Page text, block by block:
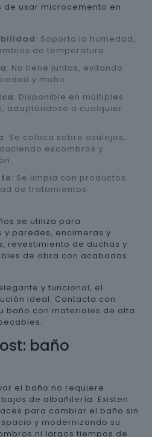
de usar microcemento en
: Soporta la humedad,
de temperatura.
: No tiene juntas, evitando
y moho.
: Disponible en múltiples
adaptándose a cualquier
: Se coloca sobre azulejos,
escombros y
: Se limpia con productos
de tratamientos
se utiliza para
y paredes, encimeras y
revestimiento de duchas y
de obra con acabados
y funcional, el
ideal. Contacta con
baño con materiales de alta
baño
el baño no requiere
de albañilería. Existen
para cambiar el baño sin
y modernizando su
ni largos tiempos de